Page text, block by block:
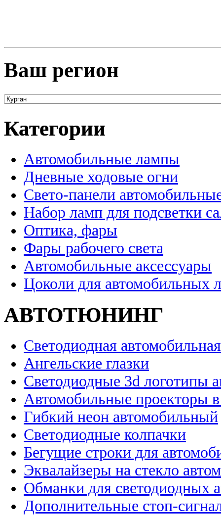
Ваш регион
Категории
Автомобильные лампы
Дневные ходовые огни
Свето-панели
Набор ламп для подсветки
Оптика, фары
Фары рабочего света
Автомобильные аксессуары
Цоколи для автомобильных
АВТОТЮНИНГ
Светодиодная
Ангельские глазки
Светодиодные 3d логотипы
Автомобильные проекторы
Гибкий неон автомобильный
Светодиодные колпачки
Бегущие строки для
Эквалайзеры на стекло
Обманки для светодиодных
Дополнительные стоп-